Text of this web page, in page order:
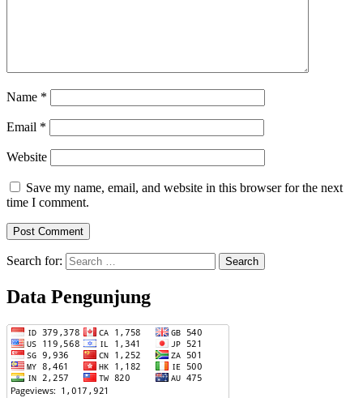
Name *
Email *
Website
Save my name, email, and website in this browser for the next
time I comment.
Search for:
Data Pengunjung